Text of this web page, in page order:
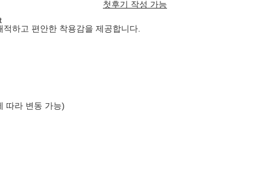
첫후기 작성 가능
하고 편안한 착용감을 제공합니다.
따라 변동 가능)